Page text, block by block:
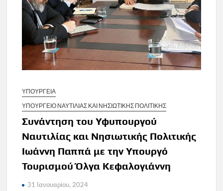
ΥΠΟΥΡΓΕΙΑ
ΥΠΟΥΡΓΕΙΟ ΝΑΥΤΙΛΙΑΣ ΚΑΙ ΝΗΣΙΩΤΙΚΗΣ ΠΟΛΙΤΙΚΗΣ
Συνάντηση του Υφυπουργού
Ναυτιλίας και Νησιωτικής Πολιτικής
Ιωάννη Παππά με την Υπουργό
Τουρισμού Όλγα Κεφαλογιάννη
31 Ιανουαρίου, 2024